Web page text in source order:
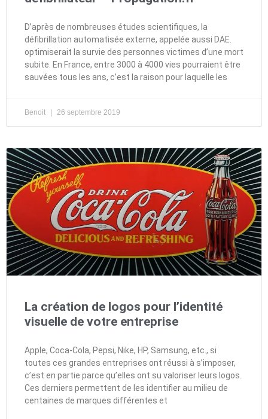
D’après de nombreuses études scientifiques, la
défibrillation automatisée externe, appelée aussi DAE.
optimiserait la survie des personnes victimes d’une mort
subite. En France, entre 3000 à 4000 vies pourraient être
sauvées tous les ans, c’est la raison pour laquelle les
Benoit 26 septembre 2019
La création de logos pour l’identité
visuelle de votre entreprise
Apple, Coca-Cola, Pepsi, Nike, HP, Samsung, etc., si
toutes ces grandes entreprises ont réussi à s’imposer,
c’est en partie parce qu’elles ont su valoriser leurs logos.
Ces derniers permettent de les identifier au milieu de
centaines de marques différentes et